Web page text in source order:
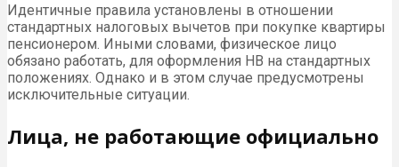
Идентичные правила установлены в отношении
стандартных налоговых вычетов при покупке квартиры
пенсионером. Иными словами, физическое лицо
обязано работать, для оформления НВ на стандартных
положениях. Однако и в этом случае предусмотрены
исключительные ситуации.
Лица, не работающие официально